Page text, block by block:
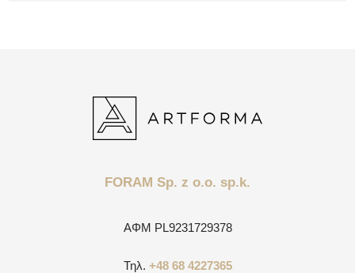
FORAM Sp. z o.o. sp.k.
ΑΦΜ PL9231729378
Τηλ. +48 68 4227365